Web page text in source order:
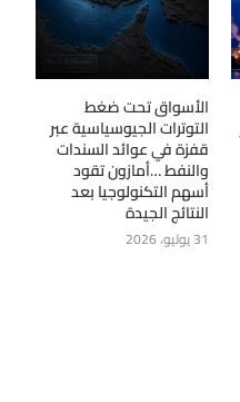
الأسواق تحت ضغط
التوترات الجيوسياسية عبر
قفزة في عوائد السندات
والنفط …أمازون تقود
أسهم التكنولوجيا بعد
النتائج الجيدة
31 يوليو، 2026